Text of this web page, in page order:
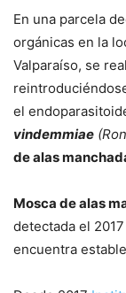
En una parcela
orgánicas en la
Valparaíso, se
el
vindemmiae
de alas
Mosca de alas
detectada el
encuentra